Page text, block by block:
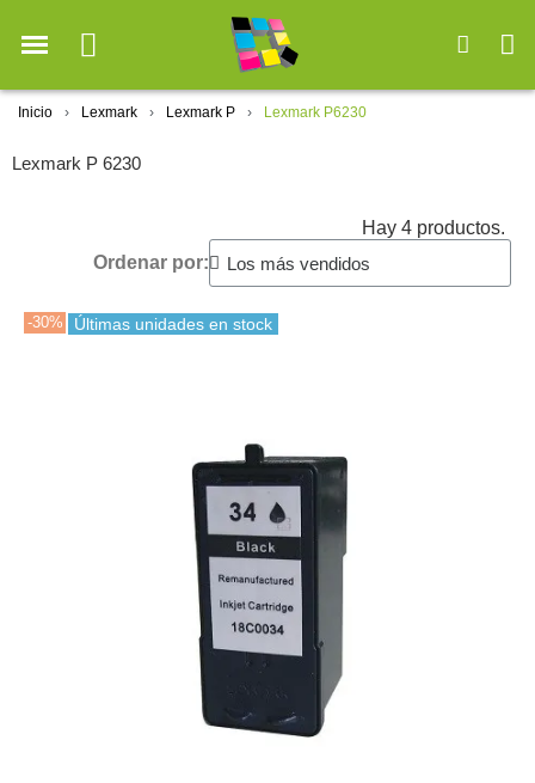
Inicio Lexmark Lexmark P Lexmark P6230
Lexmark P 6230
Hay 4 productos.
Ordenar por:
-30% Últimas unidades en stock